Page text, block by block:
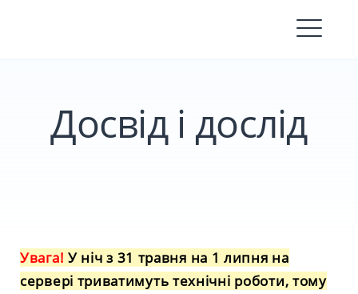
Досвід і дослід
Увага! У ніч з 31 травня на 1 липня на
сервері триватимуть технічні роботи, тому